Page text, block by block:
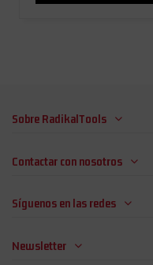
Sobre RadikalTools
Contactar con nosotros
Síguenos en las redes
Newsletter